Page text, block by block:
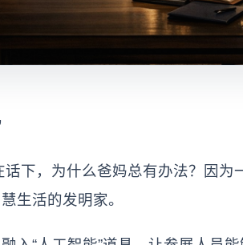
话下，为什么爸妈总有办法？因为
生活的发明家。